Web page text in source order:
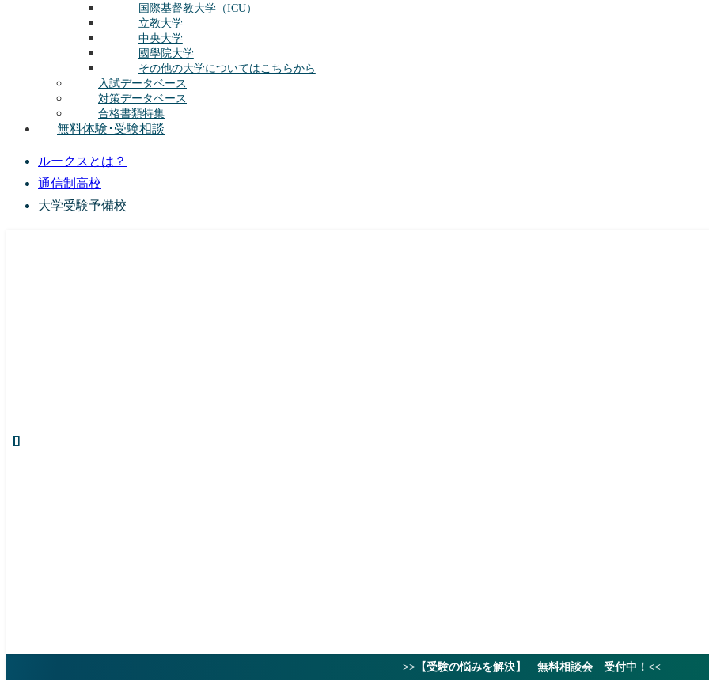
国際基督教大学（ICU）
立教大学
中央大学
國學院大学
その他の大学についてはこちらから
入試データベース
対策データベース
合格書類特集
無料体験･受験相談
ルークスとは？
通信制高校
大学受験予備校
>>【受験の悩みを解決】 無料相談会 受付中！<<